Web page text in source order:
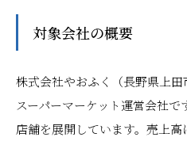
対象会社の概要
株式会社やおふく（長野県上
スーパーマーケット運営会社
店舗を展開しています。売上高